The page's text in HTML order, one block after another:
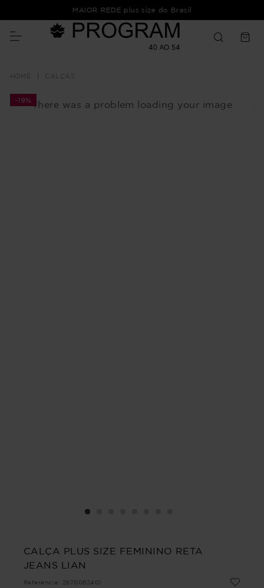
MAIOR REDE plus size do Brasil
CALÇAS
There was a problem loading your image
-19%
CALÇA PLUS SIZE FEMININO RETA
JEANS LIAN
Referência : 2670062401